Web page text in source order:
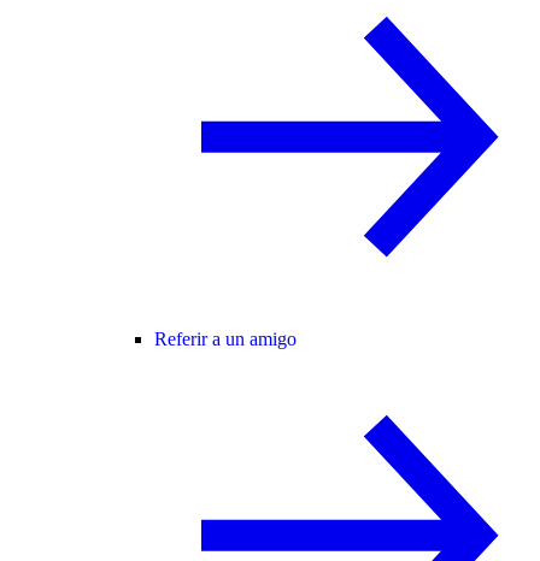
Referir a un amigo